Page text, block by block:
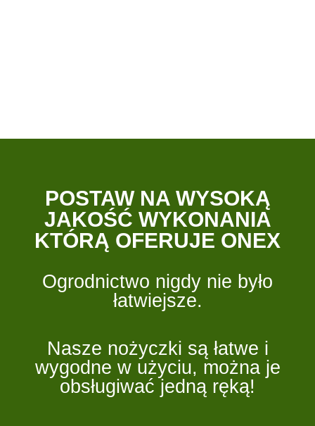
POSTAW NA WYSOKĄ
JAKOŚĆ WYKONANIA
KTÓRĄ OFERUJE ONEX
Ogrodnictwo nigdy nie było
łatwiejsze.
Nasze nożyczki są łatwe i
wygodne w użyciu, można je
obsługiwać jedną ręką!